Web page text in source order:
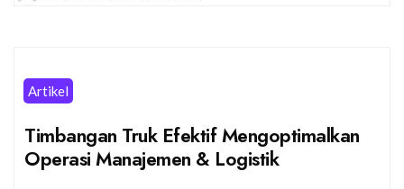
Artikel
Timbangan Truk Efektif Mengoptimalkan
Operasi Manajemen & Logistik